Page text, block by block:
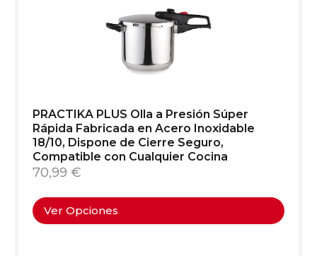
PRACTIKA PLUS Olla a Presión Súper
Rápida Fabricada en Acero Inoxidable
18/10, Dispone de Cierre Seguro,
Compatible con Cualquier Cocina
70,99 €
Ver Opciones